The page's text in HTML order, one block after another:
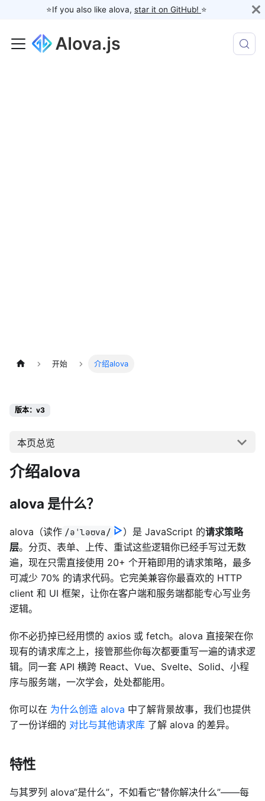
⭐️If you also like alova, star it on GitHub! ⭐️
开始 介绍alova
版本：v3
本页总览
介绍alova
alova 是什么？
alova（读作 /əˈləʊva/ ）是 JavaScript 的请求策略
层。分页、表单、上传、重试这些逻辑你已经手写过无数
遍，现在只需直接使用 20+ 个开箱即用的请求策略，最多
可减少 70% 的请求代码。它完美兼容你最喜欢的 HTTP
client 和 UI 框架，让你在客户端和服务端都能专心写业务
逻辑。
你不必扔掉已经用惯的 axios 或 fetch。alova 直接架在你
现有的请求库之上，接管那些你每次都要重写一遍的请求逻
辑。同一套 API 横跨 React、Vue、Svelte、Solid、小程
序与服务端，一次学会，处处都能用。
你可以在 为什么创造 alova 中了解背景故事，我们也提供
了一份详细的 对比与其他请求库 了解 alova 的差异。
特性
与其罗列 alova“是什么”，不如看它“替你解决什么”——每